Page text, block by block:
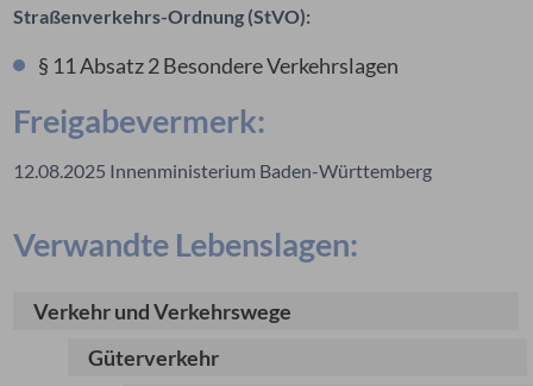
Straßenverkehrs-Ordnung (StVO):
§ 11 Absatz 2Besondere Verkehrslagen
Freigabevermerk:
12.08.2025 Innenministerium Baden-Württemberg
Verwandte Lebenslagen:
Verkehr und Verkehrswege
Güterverkehr